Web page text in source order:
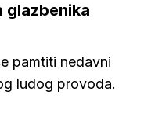
glazbenika
pamtiti nedavni
ludog provoda.